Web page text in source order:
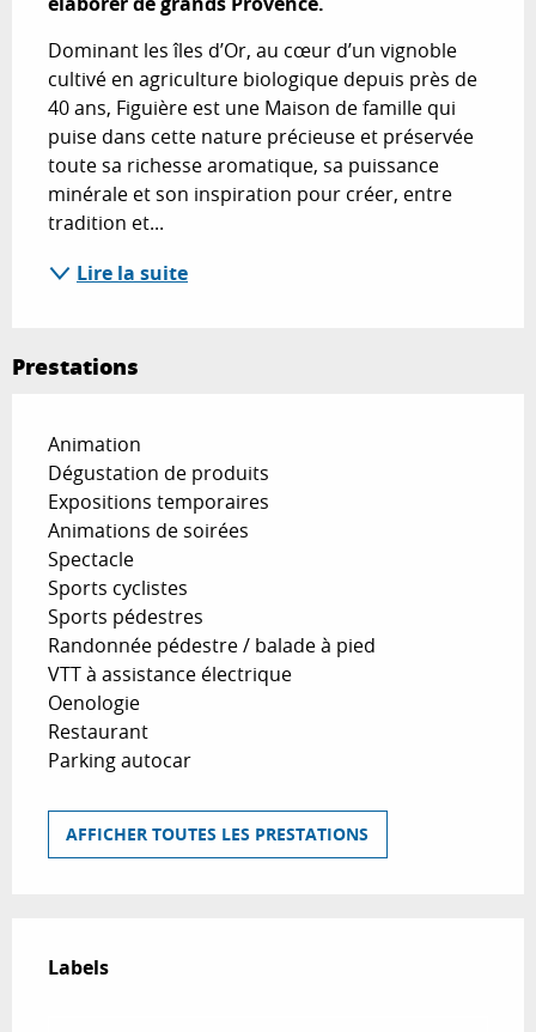
Dominant les îles d’Or, au cœur d’un vignoble
cultivé en agriculture biologique depuis près de
40 ans, Figuière est une Maison de famille qui
puise dans cette nature précieuse et préservée
toute sa richesse aromatique, sa puissance
minérale et son inspiration pour créer, entre
tradition et...
Lire la suite
Prestations
Animation
Dégustation de produits
Expositions temporaires
Animations de soirées
Spectacle
Sports cyclistes
Sports pédestres
Randonnée pédestre / balade à pied
VTT à assistance électrique
Oenologie
Restaurant
Parking autocar
AFFICHER TOUTES LES PRESTATIONS
Labels
Labels